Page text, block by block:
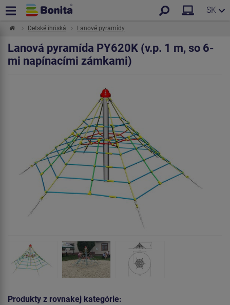
SK
Detské ihriská Lanové pyramídy
Lanová pyramída PY620K (v.p. 1 m, so 6-
mi napínacími zámkami)
Produkty z rovnakej kategórie: